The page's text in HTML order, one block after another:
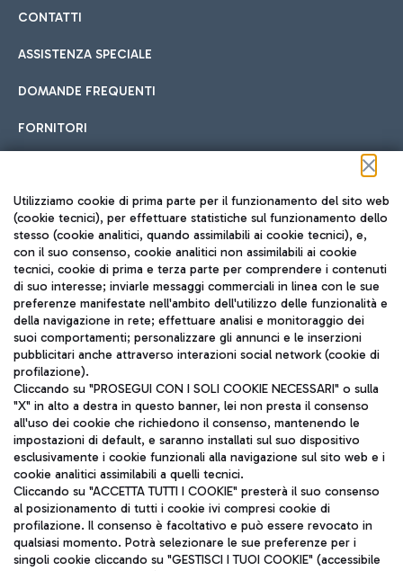
CONTATTI
ASSISTENZA SPECIALE
DOMANDE FREQUENTI
FORNITORI
Seguici sui social
TRAVEL JOURNAL
ITA
Aeroporti di Roma S.p.A. - Società soggetta a direzione e
coordinamento di Mundys S.p.A.
Codice fiscale e Registro delle Imprese di Roma 13032990155 P.
IVA 06572251004
Capitale sociale 62.224.743,00 int. vers.
Sede legale: Via Pier Paolo Racchetti 1 - 00054 Fiumicino (RM)
Utilizziamo cookie di prima parte per il funzionamento del sito web
(cookie tecnici), per effettuare statistiche sul funzionamento dello
stesso (cookie analitici, quando assimilabili ai cookie tecnici), e,
con il suo consenso, cookie analitici non assimilabili ai cookie
tecnici, cookie di prima e terza parte per comprendere i contenuti
di suo interesse; inviarle messaggi commerciali in linea con le sue
preferenze manifestate nell'ambito dell'utilizzo delle funzionalità e
della navigazione in rete; effettuare analisi e monitoraggio dei
suoi comportamenti; personalizzare gli annunci e le inserzioni
pubblicitari anche attraverso interazioni social network (cookie di
profilazione).
Cliccando su "PROSEGUI CON I SOLI COOKIE NECESSARI" o sulla
"X" in alto a destra in questo banner, lei non presta il consenso
all'uso dei cookie che richiedono il consenso, mantenendo le
impostazioni di default, e saranno installati sul suo dispositivo
esclusivamente i cookie funzionali alla navigazione sul sito web e i
cookie analitici assimilabili a quelli tecnici.
Cliccando su "ACCETTA TUTTI I COOKIE" presterà il suo consenso
al posizionamento di tutti i cookie ivi compresi cookie di
profilazione. Il consenso è facoltativo e può essere revocato in
qualsiasi momento. Potrà selezionare le sue preferenze per i
singoli cookie cliccando su "GESTISCI I TUOI COOKIE" (accessibile